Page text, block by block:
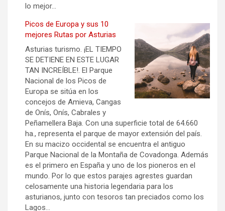
lo mejor…
Picos de Europa y sus 10
mejores Rutas por Asturias
Asturias turismo. ¡EL TIEMPO
SE DETIENE EN ESTE LUGAR
TAN INCREÍBLE!. El Parque
Nacional de los Picos de
Europa se sitúa en los
concejos de Amieva, Cangas
de Onís, Onís, Cabrales y
Peñamellera Baja. Con una superficie total de 64.660
ha., representa el parque de mayor extensión del país.
En su macizo occidental se encuentra el antiguo
Parque Nacional de la Montaña de Covadonga. Además
es el primero en España y uno de los pioneros en el
mundo. Por lo que estos parajes agrestes guardan
celosamente una historia legendaria para los
asturianos, junto con tesoros tan preciados como los
Lagos…